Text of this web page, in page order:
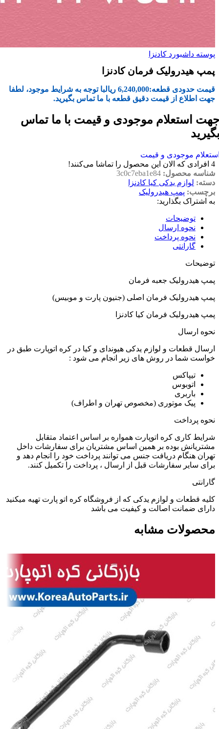
پوسته داشبورد کادنزا
پمپ هیدرولیک فرمان کادنزا
قیمت حدودی قطعه:6,240,000 ریالبا توجه به شرایط موجود، لطفا
جهت اطلاع از قیمت دقیق قطعه با ما تماس بگیرید.
استعلام موجودی و قیمت با ما تماس
موجودی و قیمت
4 افرادی که الان این محصول را تماشا می‌کنند!
شناسه محصول: 3c0c7eba1e84
دسته: لوازم یدکی کیا کادنزا
برچسب: پمپ هیدرولیک
به اشتراک بگذارید:
توضیحات
نحوه ارسال
نحوه پرداخت
گارانتی
توضیحات
پمپ هیدرولیک جعبه فرمان
پمپ هیدرولیک فرمان اصلی (جنیون پارت و موبیس)
پمپ هیدرولیک فرمان کیا کادنزا
نحوه ارسال
ارسال قطعات و لوازم یدکی هیوندای و کیا در کره اتوپارت طبق در
خواست شما در روش های زیر انجام می شود :
تیپاکس
اتوبوس
باربری
پیک موتوری (مخصوص تهران و اطراف)
نحوه پرداخت
شرایط کاری کره اتوپارت همواره بر اساس اعتماد متقابل
مشتریانش بوده بر همین اساس مشتریان برای سفارشات داخل
تهران هنگام دریافت جنس می توانند پرداخت خود را انجام دهد و
برای سایر سفارشات قبل از ارسال ، پرداخت را تکمیل کنند.
گارانتی
کلیه قطعات و لوازم یدکی که از فروشگاه کره اتو پارت تهیه میکنید
دارای ضمانت اصالت و کیفیت می باشد
محصولات مشابه